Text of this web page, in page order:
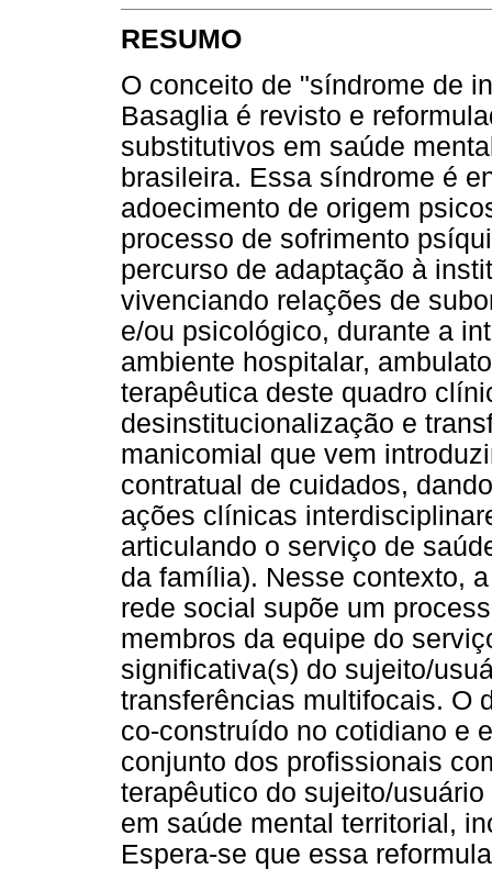
RESUMO
O conceito de "síndrome de
Basaglia é revisto e
substitutivos em saúde
brasileira. Essa síndrome é
adoecimento de origem
processo de sofrimento
percurso de adaptação à
vivenciando relações de
e/ou psicológico, durante a
ambiente hospitalar,
terapêutica deste quadro
desinstitucionalização e
manicomial que vem
contratual de cuidados,
ações clínicas
articulando o serviço de
da família). Nesse contexto,
rede social supõe um
membros da equipe do
significativa(s) do sujeito/
transferências multifocais. O
co-construído no cotidiano e
conjunto dos profissionais
terapêutico do sujeito/
em saúde mental territorial,
Espera-se que essa